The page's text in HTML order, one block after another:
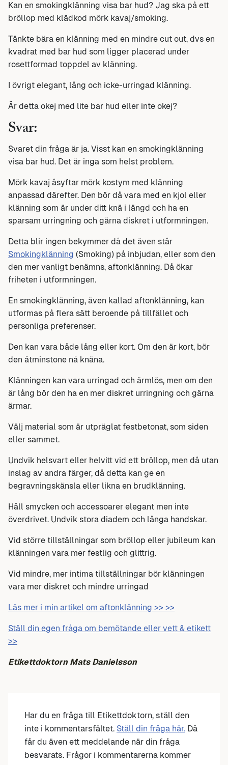
Kan en smokingklänning visa bar hud? Jag ska på ett
bröllop med klädkod mörk kavaj/smoking.
Tänkte bära en klänning med en mindre cut out, dvs en
kvadrat med bar hud som ligger placerad under
rosettformad toppdel av klänning.
I övrigt elegant, lång och icke-urringad klänning.
Är detta okej med lite bar hud eller inte okej?
Svar:
Svaret din fråga är ja. Visst kan en smokingklänning
visa bar hud. Det är inga som helst problem.
Mörk kavaj åsyftar mörk kostym med klänning
anpassad därefter. Den bör då vara med en kjol eller
klänning som är under ditt knä i längd och ha en
sparsam urringning och gärna diskret i utformningen.
Detta blir ingen bekymmer då det även står
Smokingklänning (Smoking) på inbjudan, eller som den
den mer vanligt benämns, aftonklänning. Då ökar
friheten i utformningen.
En smokingklänning, även kallad aftonklänning, kan
utformas på flera sätt beroende på tillfället och
personliga preferenser.
Den kan vara både lång eller kort. Om den är kort, bör
den åtminstone nå knäna.
Klänningen kan vara urringad och ärmlös, men om den
är lång bör den ha en mer diskret urringning och gärna
ärmar.
Välj material som är utpräglat festbetonat, som siden
eller sammet.
Undvik helsvart eller helvitt vid ett bröllop, men då utan
inslag av andra färger, då detta kan ge en
begravningskänsla eller likna en brudklänning.
Håll smycken och accessoarer elegant men inte
överdrivet. Undvik stora diadem och långa handskar.
Vid större tillställningar som bröllop eller jubileum kan
klänningen vara mer festlig och glittrig.
Vid mindre, mer intima tillställningar bör klänningen
vara mer diskret och mindre urringad
Läs mer i min artikel om aftonklänning >> >>
Ställ din egen fråga om bemötande eller vett & etikett
>>
Etikettdoktorn Mats Danielsson
Har du en fråga till Etikettdoktorn, ställ den
inte i kommentarsfältet. Ställ din fråga här. Då
får du även ett meddelande när din fråga
besvarats. Frågor i kommentarerna kommer